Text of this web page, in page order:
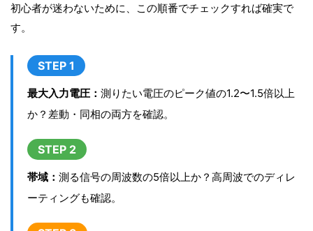
初心者が迷わないために、この順番でチェックすれば確実で
す。
STEP 1
最大入力電圧： 測りたい電圧のピーク値の1.2〜1.5倍以上
か？差動・同相の両方を確認。
STEP 2
帯域： 測る信号の周波数の5倍以上か？高周波でのディレ
ーティングも確認。